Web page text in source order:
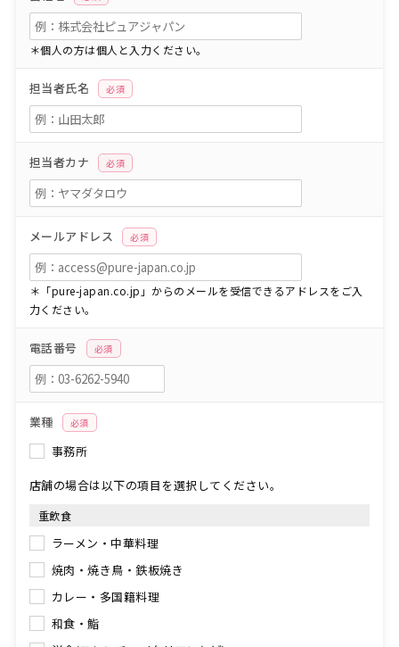
＊個人の方は個人と入力ください。
担当者氏名 必須
担当者カナ 必須
メールアドレス 必須
＊「pure-japan.co.jp」からのメールを受信できるアドレスをご入
力ください。
電話番号 必須
業種 必須
事務所
店舗の場合は以下の項目を選択してください。
重飲食
ラーメン・中華料理
焼肉・焼き鳥・鉄板焼き
カレー・多国籍料理
和食・鮨